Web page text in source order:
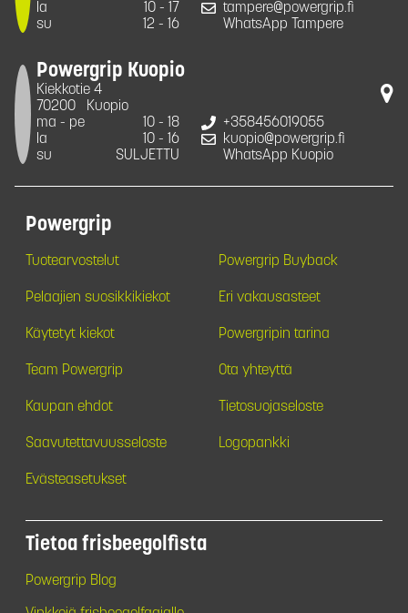
la
10 - 17
su
12 - 16
tampere@powergrip.fi
WhatsApp Tampere
Powergrip Kuopio
Kiekkotie 4
70200
Kuopio
ma - pe
10 - 18
la
10 - 16
su
SULJETTU
+358456019055
kuopio@powergrip.fi
WhatsApp Kuopio
Powergrip
Tuotearvostelut Powergrip Buyback
Pelaajien suosikkikiekot Eri vakausasteet
Käytetyt kiekot Powergripin tarina
Team Powergrip Ota yhteyttä
Kaupan ehdot Tietosuojaseloste
Saavutettavuusseloste Logopankki
Evästeasetukset
Tietoa frisbeegolfista
Powergrip Blog